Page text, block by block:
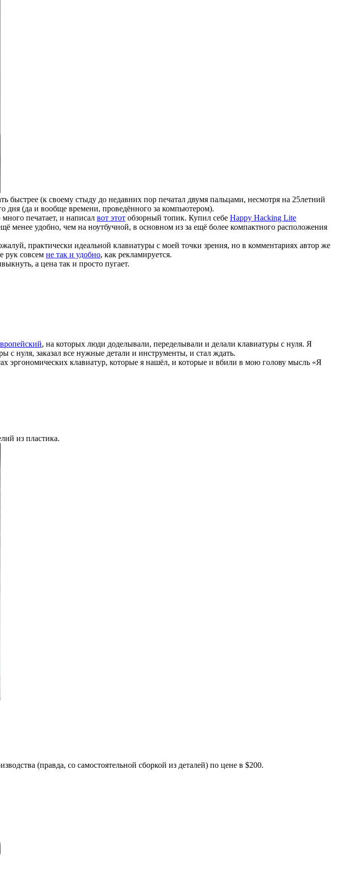
быстрее (к своему стыду до недавних пор печатал двумя пальцами, несмотря на 25летний
дня (да и вообще времени, проведённого за компьютером).
печатает, и написал вот этот обзорный топик. Купил себе Happy Hacking Lite
менее удобно, чем на ноутбучной, в основном из за ещё более компактного расположения
практически идеальной клавиатуры с моей точки зрения, но в комментариях автор же
рук совсем не так и удобно, как рекламируется.
а цена так и просто пугает.
, на которых люди доделывали, переделывали и делали клавиатуры с нуля. Я
с нуля, заказал все нужные детали и инструменты, и стал ждать.
эргономических клавиатур, которые я нашёл, и которые и вбили в мою голову мысль «Я
из пластика.
(правда, со самостоятельной сборкой из деталей) по цене в $200.